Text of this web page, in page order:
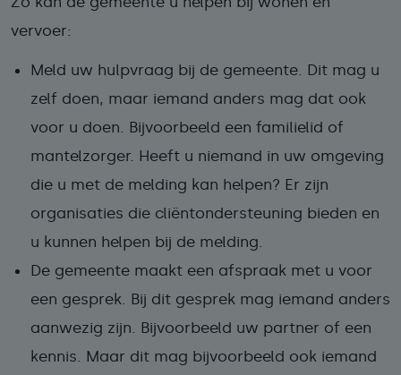
vervoer:
Meld uw hulpvraag bij de gemeente. Dit mag u
zelf doen, maar iemand anders mag dat ook
voor u doen. Bijvoorbeeld een familielid of
mantelzorger. Heeft u niemand in uw omgeving
die u met de melding kan helpen? Er zijn
organisaties die cliëntondersteuning bieden en
u kunnen helpen bij de melding.
De gemeente maakt een afspraak met u voor
een gesprek. Bij dit gesprek mag iemand anders
aanwezig zijn. Bijvoorbeeld uw partner of een
kennis. Maar dit mag bijvoorbeeld ook iemand